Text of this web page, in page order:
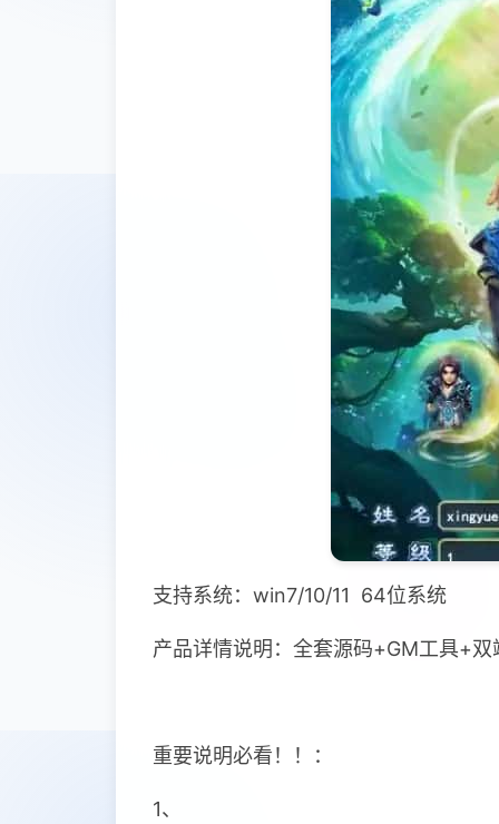
支持系统：win7/10/11 64位系统
产品详情说明：全套源码+GM工具+
重要说明必看！！：
1、